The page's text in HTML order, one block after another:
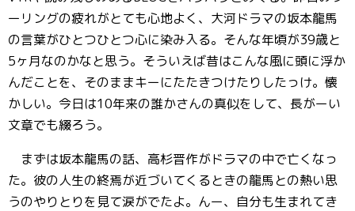
ーリングの疲れがとても心地よく、大河ドラマの坂本龍馬
の言葉がひとつひとつ心に染み入る。そんな年頃が39歳と
5ヶ月なのかなと思う。そういえば昔はこんな風に頭に浮か
んだことを、そのままキーにたたきつけたりしたっけ。懐
かしい。今日は10年来の誰かさんの真似をして、長がーい
文章でも綴ろう。
まずは坂本龍馬の話、高杉晋作がドラマの中で亡くなっ
た。彼の人生の終焉が近づいてくるときの龍馬との熱い思
うのやりとりを見て涙がでたよ。んー、自分も生まれてき